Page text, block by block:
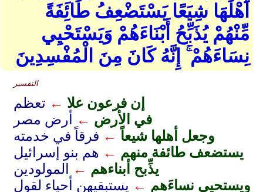
أَهْلَهَا شِيَعًا يَسْتَضْعِفُ طَائِفَةً
مِّنْهُمْ يُذَبِّحُ أَبْنَاءَهُمْ وَيَسْتَحْيِي
نِسَاءَهُمْ ۚ إِنَّهُ كَانَ مِنَ الْمُفْسِدِينَ
التفسير
إن فرعون علا ← تعظم
في الأرض ←
أرض مصر
وجعل أهلها شيعاً ← فرقاً في خدمته
يستضعف طائفة منهم ← هم بنو إسرائيل
يذِّبح أبناءهم ←
المولودين
ويستحيي نساءَهم ← يستبقيهن أحياء لقول